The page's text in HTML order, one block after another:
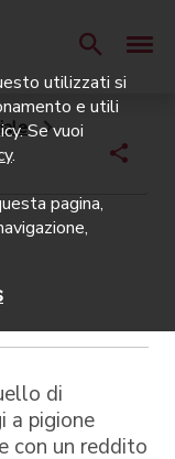
di
a pigione
con un reddito
utilizzati si
e utili
Se vuoi
.
pagina,